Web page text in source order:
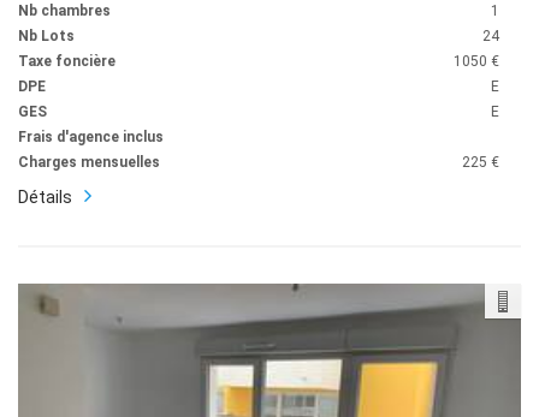
Nb chambres
1
Nb Lots
24
Taxe foncière
1050 €
DPE
E
GES
E
Frais d'agence inclus
Charges mensuelles
225 €
Détails